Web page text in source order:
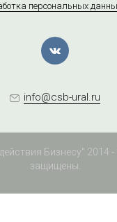
персональных
info@csb-ural.ru
Бизнесу" 2014 -
защищены.
звонка